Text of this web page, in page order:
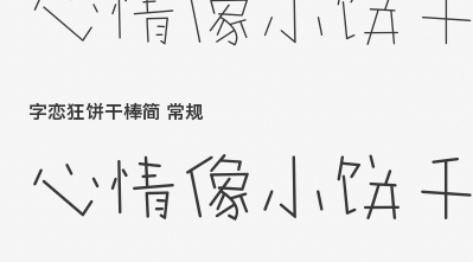
字恋狂饼干棒简 常规
心情像小饼干